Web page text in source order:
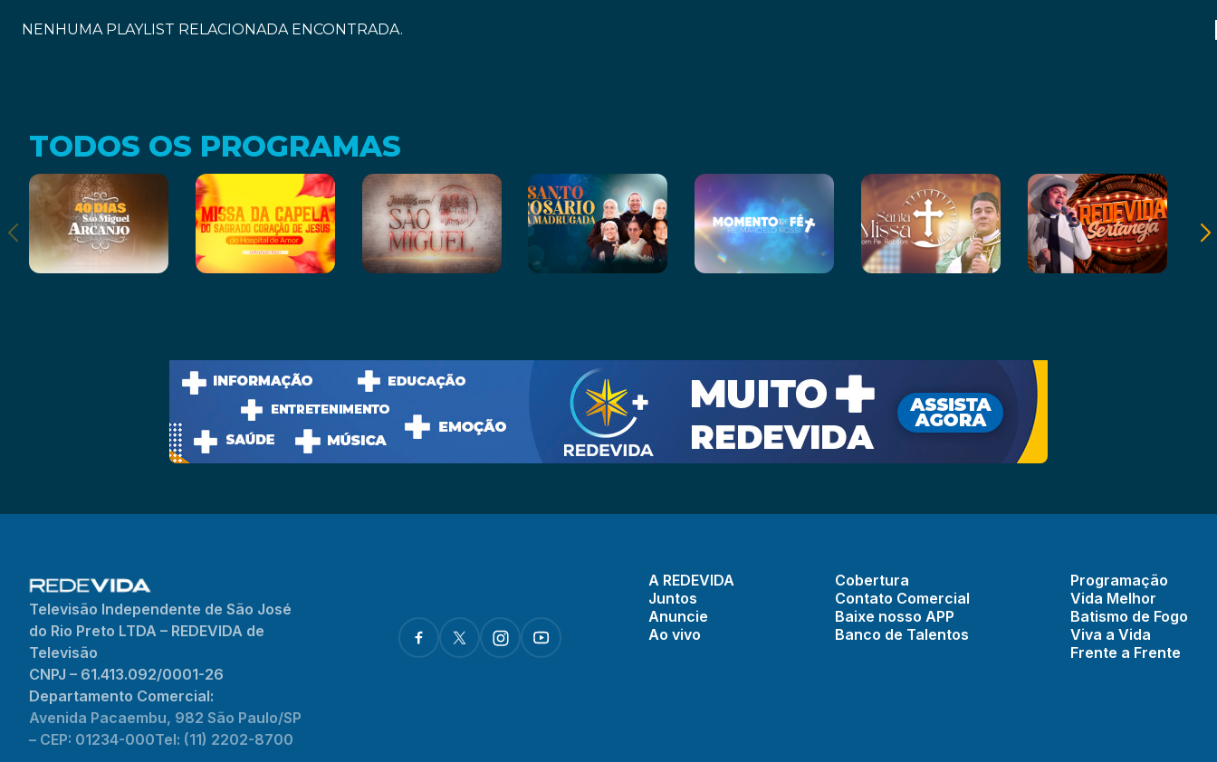
NENHUMA PLAYLIST RELACIONADA ENCONTRADA.
TODOS OS PROGRAMAS
Televisão Independente de São José
do Rio Preto LTDA – REDEVIDA de
Televisão
CNPJ – 61.413.092/0001-26
Departamento Comercial:
Avenida Pacaembu, 982 São Paulo/SP
– CEP: 01234-000Tel: (11) 2202-8700
A REDEVIDA
Juntos
Anuncie
Ao vivo
Cobertura
Contato Comercial
Baixe nosso APP
Banco de Talentos
Programação
Vida Melhor
Batismo de Fogo
Viva a Vida
Frente a Frente